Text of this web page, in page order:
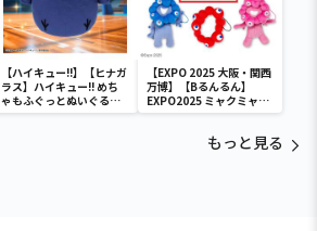
【ハイキュー!!】【ヒナガ
ラス】ハイキュー!! めち
ゃもふぐっとぬいぐるみ
～ヒナガラス～
【EXPO 2025 大阪・関西
万博】【Bるんるん】
EXPO2025 ミャクミャク
カラフルゴム紐付きぬい
もっと見る